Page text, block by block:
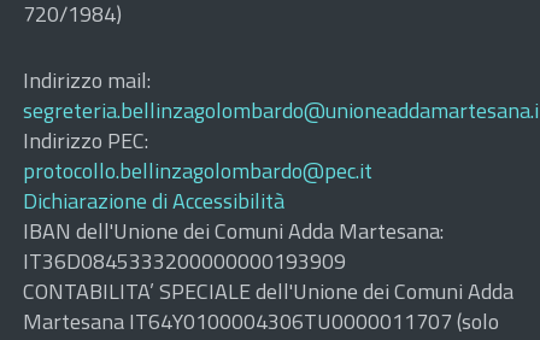
720/1984)
Indirizzo mail:
Indirizzo PEC:
protocollo.bellinzagolombardo@pec.it
Dichiarazione di Accessibilità
IBAN dell'Unione dei Comuni Adda Martesana:
IT36D0845333200000000193909
CONTABILITA’ SPECIALE dell'Unione dei Comuni Adda
Martesana IT64Y0100004306TU0000011707 (solo